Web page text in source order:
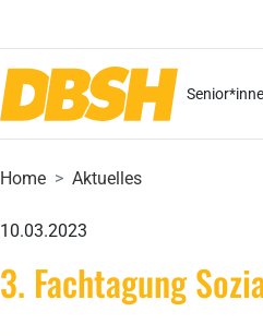
Home Aktuelles
10.03.2023
3. Fachtagung